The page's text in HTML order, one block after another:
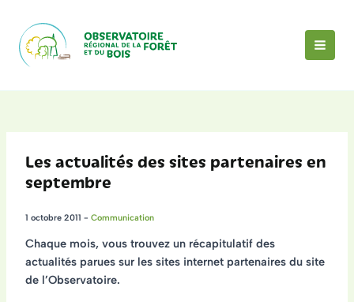
contenu
Les actualités des sites partenaires en
septembre
1 octobre 2011 - Communication
Chaque mois, vous trouvez un récapitulatif des
actualitésparues sur les sites internet partenaires du site
de l’Observatoire.